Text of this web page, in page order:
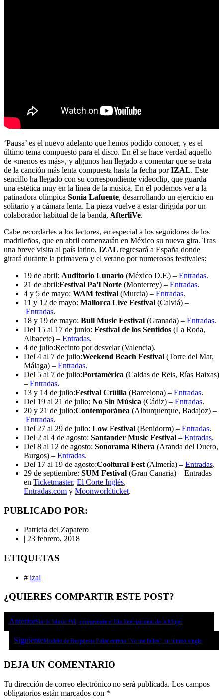
‘Pausa’ es el nuevo adelanto que hemos podido conocer, y es el
último tema compuesto para el disco. En él se hace verdad aquello
de «menos es más», y algunos han llegado a comentar que se trata
de la canción más lenta compuesta hasta la fecha porIZAL. Este
sencillo ha llegado con su correspondiente videoclip, que guarda
una estética muy en la línea de la música. En él podemos ver a la
patinadora olímpica Sonia Lafuente, desarrollando un ejercicio en
solitario y a cámara lenta. La pieza vuelve a estar dirigida por un
colaborador habitual de la banda, AfterliVe.
Cabe recordarles a los lectores, en especial a los seguidores de los
madrileños, que en abril comenzarán en México su nueva gira. Tras
una breve visita al país latino, IZAL regresará a España donde
girará durante la primavera y el verano por numerosos festivales:
19 de abril: Auditorio Lunario (México D.F.) – Entradas.
21 de abril:Festival Pa’l Norte (Monterrey) – Entradas.
4 y 5 de mayo: WAM festival (Murcia) – Entradas.
11 y 12 de mayo: Mallorca Live Festival (Calviá) –
Entradas.
18 y 19 de mayo: Bull Music Festival (Granada) – Entradas.
Del 15 al 17 de junio: Festival de los Sentidos (La Roda,
Albacete) – Entradas.
4 de julio:Recinto por desvelar (Valencia).
Del 4 al 7 de julio:Weekend Beach Festival (Torre del Mar,
Málaga) – Entradas.
Del 5 al 7 de julio:Portamérica (Caldas de Reis, Rías Baixas)
– Entradas.
13 y 14 de julio:Festival Crüilla (Barcelona) – Entradas.
Del 19 al 21 de julio: No Sin Música (Cádiz) – Entradas.
20 y 21 de julio:Contemporánea (Alburquerque, Badajoz) –
Entradas.
Del 27 al 29 de julio: Low Festival (Benidorm) – Entradas.
Del 2 al 4 de agosto: Santander Music Festival – Entradas.
Del 8 al 12 de agosto: Sonorama Ribera (Aranda del Duero,
Burgos) – Entradas.
Del 17 al 19 de agosto:Cooltural Fest (Almería) – Entradas.
29 de septiembre: SUM Festival (Gran Canaria) – Entradas
en Ticketmaster, El Corte Inglés,
Entradas.com y Moonworldticket.
PUBLICADO POR:
Patricia del Zapatero
| 23 febrero, 2018
ETIQUETAS
# izal
¿QUIERES COMPARTIR ESTE POST?
AnteriorShe Is Music Pill, conmemora el Día Internacional de la Mujer
SiguienteModelo de Respuesta Polar estrena ‘No me falles’, su último single
DEJA UN COMENTARIO
Tu dirección de correo electrónico no será publicada. Los campos
obligatorios están marcados con *